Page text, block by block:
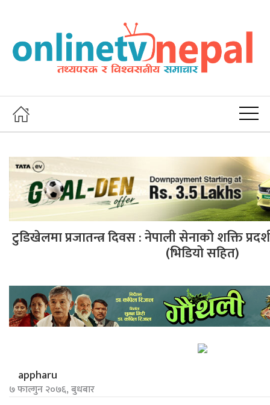
टुडिखेलमा प्रजातन्त्र दिवस : नेपाली सेनाको शक्ति
(भिडियो सहित)
appharu
७ फाल्गुन २०७६, बुधबार